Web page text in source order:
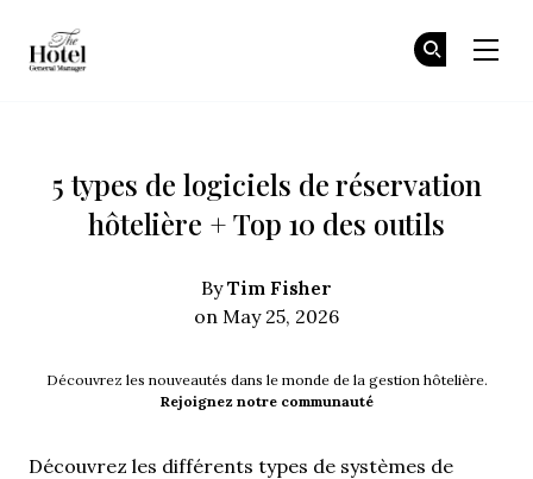
5 types de logiciels de réservation
hôtelière + Top 10 des outils
ByTim Fisher
on May 25, 2026
Découvrez les nouveautés dans le monde de la gestion hôtelière.
Rejoignez notre communauté
Découvrez les différents types de systèmes de